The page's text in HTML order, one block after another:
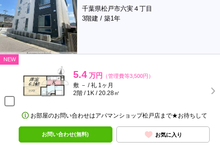
千葉県松戸市六実４丁目
3階建 / 築1年
NEW
5.4 万円 （管理費等3,500円）
敷 － / 礼 1ヶ月
2階 / 1K / 20.28㎡
お部屋のお問い合わせはアパマンショップ松戸店まで★お待ちして
お問い合わせ(無料) お気に入り